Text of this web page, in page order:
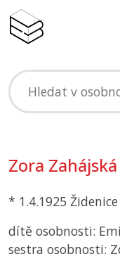
Zora Zahájská
* 1.4.1925 Židenice
dítě osobnosti:
sestra osobnosti: